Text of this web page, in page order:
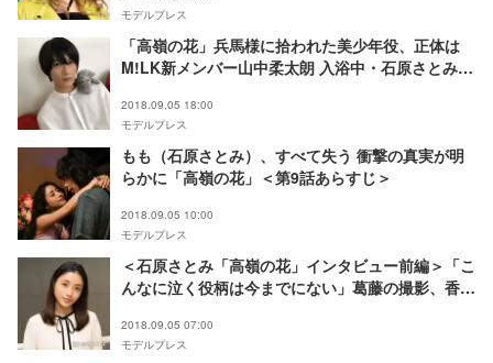
モデルプレス
「高嶺の花」兵馬様に拾われた美少年役、正体は
M!LK新メンバー山中柔太朗 入浴中・石原さとみと
2018.09.05 18:00
モデルプレス
もも（石原さとみ）、すべて失う 衝撃の真実が明
らかに「高嶺の花」＜第9話あらすじ＞
2018.09.05 10:00
モデルプレス
＜石原さとみ「高嶺の花」インタビュー前編＞「こ
んなに泣く役柄は今までにない」葛藤の撮影、香里
2018.09.05 07:00
モデルプレス